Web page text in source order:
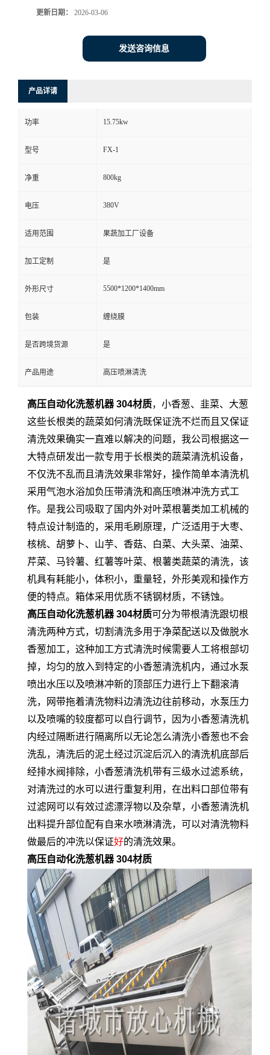
更新日期： 2026-03-06
发送咨询信息
产品详请
功率 15.75kw
型号 FX-1
净重 800kg
电压 380V
适用范围 果蔬加工厂设备
加工定制 是
外形尺寸 5500*1200*1400mm
包装 缠绕膜
是否跨境货源 是
产品用途 高压喷淋清洗
高压自动化洗葱机器 304材质，小香葱、韭菜、大葱
这些长根类的蔬菜如何清洗既保证洗不烂而且又保证
清洗效果确实一直难以解决的问题，我公司根据这一
大特点研发出一款专用于长根类的蔬菜清洗机设备，
不仅洗不乱而且清洗效果非常好，操作简单本清洗机
采用气泡水浴加负压带清洗和高压喷淋冲洗方式工
作。是我公司吸取了国内外对叶菜根薯类加工机械的
特点设计制造的，采用毛刷原理，广泛适用于大枣、
核桃、胡萝卜、山芋、香菇、白菜、大头菜、油菜、
芹菜、马铃薯、红薯等叶菜、根薯类蔬菜的清洗，该
机具有耗能小，体积小，重量轻，外形美观和操作方
便的特点。箱体采用优质不锈钢材质，不锈蚀。
高压自动化洗葱机器 304材质可分为带根清洗跟切根
清洗两种方式，切割清洗多用于净菜配送以及做脱水
香葱加工，这种加工方式清洗时候需要人工将根部切
掉，均匀的放入到特定的小香葱清洗机内，通过水泵
喷出水压以及喷淋冲新的顶部压力进行上下翻滚清
洗，网带拖着清洗物料边清洗边往前移动，水泵压力
以及喷嘴的较度都可以自行调节，因为小香葱清洗机
内经过隔断进行隔离所以无论怎么清洗小香葱也不会
洗乱，清洗后的泥土经过沉淀后沉入的清洗机底部后
经排水阀排除，小香葱清洗机带有三级水过滤系统，
对清洗过的水可以进行重复利用，在出料口部位带有
过滤网可以有效过滤漂浮物以及杂草，小香葱清洗机
出料提升部位配有自来水喷淋清洗，可以对清洗物料
做最后的冲洗以保证好的清洗效果。
高压自动化洗葱机器 304材质